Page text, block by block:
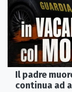
Il padre
continua ad